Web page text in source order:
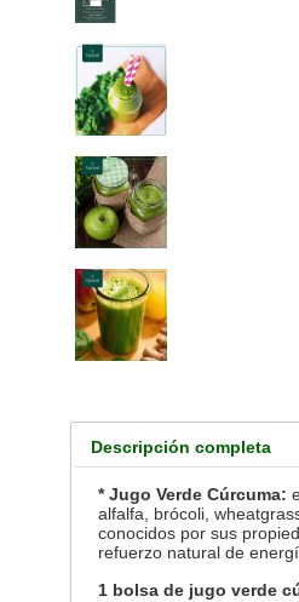
Descripción completa
* Jugo Verde Cúrcuma:
alfalfa, brócoli,
conocidos por sus
refuerzo natural de
1 bolsa de jugo verde